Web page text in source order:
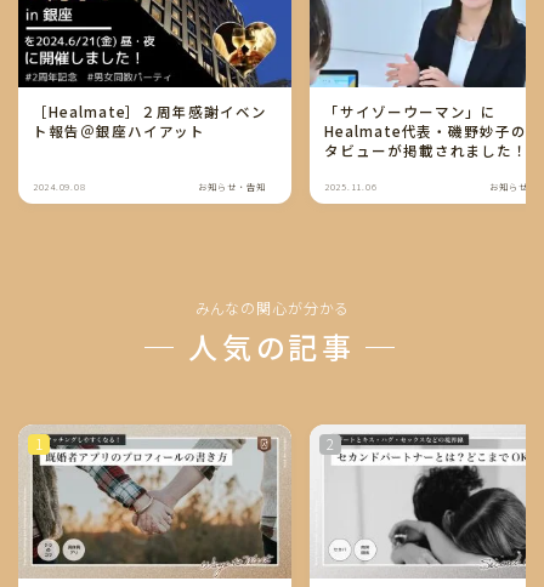
［Healmate］２周年感謝イベン
ト報告＠銀座ハイアット
2024.09.08 お知らせ・告知
「サイゾーウーマン」に
Healmate代表・磯野妙子の
タビューが掲載されました！
生の再構築がテーマです。
2025.11.06 お知らせ・
みんなの関心が分かる
─ 人気の記事 ─